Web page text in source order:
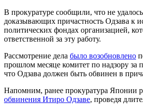
В прокуратуре сообщили, что не
доказывающих причастность Одзава к
политических фондах организацией,
ответственной за эту работу.
Рассмотрение дела было возобновлено
прошлом месяце комитет по надзору за
что Одзава должен быть обвинен в
Напомним, ранее прокуратура Японии
обвинения Итиро Одзаве, проведя